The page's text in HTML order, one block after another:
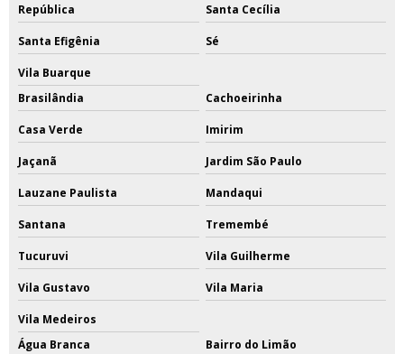
República Santa Cecília
Santa Efigênia Sé
Vila Buarque
Brasilândia
Cachoeirinha
Casa Verde Imirim
Jaçanã Jardim São Paulo
Lauzane Paulista Mandaqui
Santana Tremembé
Tucuruvi Vila Guilherme
Vila Gustavo Vila Maria
Vila Medeiros
Água Branca
Bairro do Limão